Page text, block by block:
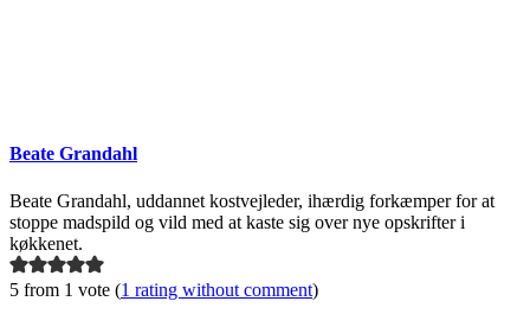
Beate Grandahl
Beate Grandahl, uddannet kostvejleder, ihærdig forkæmper for at
stoppe madspild og vild med at kaste sig over nye opskrifter i
køkkenet.
5 from 1 vote (1 rating without comment)